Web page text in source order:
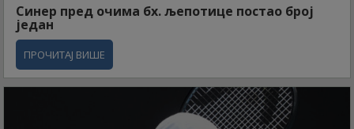
Синер пред очима бх. љепотице постао број
један
ПРОЧИТАЈ ВИШЕ